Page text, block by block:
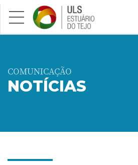
Saltar para conteúdo principal
COMUNICAÇÃO
NOTÍCIAS